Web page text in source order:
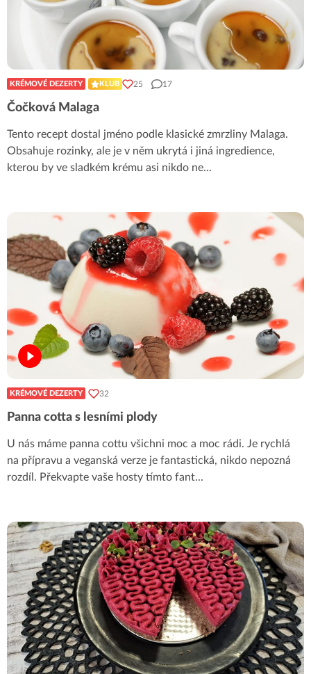
KRÉMOVÉ DEZERTY KLUB 25 17
Čočková Malaga
Tento recept dostal jméno podle klasické zmrzliny Malaga.
Obsahuje rozinky, ale je v něm ukrytá i jiná ingredience,
kterou by ve sladkém krému asi nikdo ne...
KRÉMOVÉ DEZERTY 32
Panna cotta s lesními plody
U nás máme panna cottu všichni moc a moc rádi. Je rychlá
na přípravu a veganská verze je fantastická, nikdo nepozná
rozdíl. Překvapte vaše hosty tímto fant...